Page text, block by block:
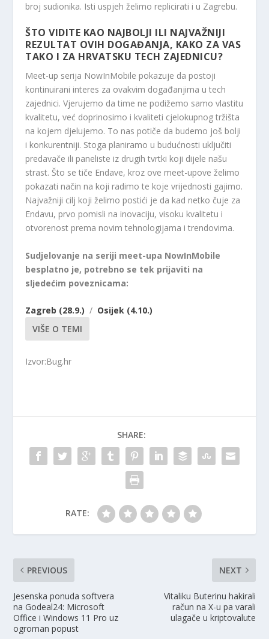
broj sudionika. Isti uspjeh želimo replicirati i u Zagrebu.
ŠTO VIDITE KAO NAJBOLJI ILI NAJVAŽNIJI
REZULTAT OVIH DOGAĐANJA, KAKO ZA VAS
TAKO I ZA HRVATSKU TECH ZAJEDNICU?
Meet-up serija NowInMobile pokazuje da postoji
kontinuirani interes za ovakvim događanjima u tech
zajednici. Vjerujemo da time ne podižemo samo vlastitu
kvalitetu, već doprinosimo i kvaliteti cjelokupnog tržišta
na kojem djelujemo. To nas potiče da budemo još bolji
i konkurentniji. Stoga planiramo u budućnosti uključiti
predavače ili paneliste iz drugih tvrtki koji dijele našu
strast. Što se tiče Endave, kroz ove meet-upove želimo
pokazati način na koji radimo te koje vrijednosti gajimo.
Najvažniji cilj koji želimo postići je da kad netko čuje za
Endavu, prvo pomisli na inovaciju, visoku kvalitetu i
otvorenost prema novim tehnologijama i trendovima.
Sudjelovanje na seriji meet-upa NowInMobile
besplatno je, potrebno se tek prijaviti na
sljedećim poveznicama:
Zagreb (28.9.) / Osijek (4.10.)
VIŠE O TEMI
Izvor:Bug.hr
SHARE:
RATE:
PREVIOUS
Jesenska ponuda softvera
na Godeal24: Microsoft
Office i Windows 11 Pro uz
ogroman popust
NEXT
Vitaliku Buterinu hakirali
račun na X-u pa varali
ulagače u kriptovalute